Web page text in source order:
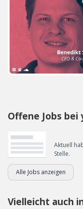
Offene Jobs bei
Aktuell
Stelle.
Alle Jobs anzeigen
Vielleicht auch